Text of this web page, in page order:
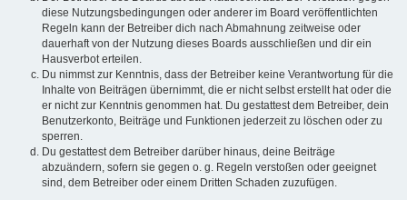
diese Nutzungsbedingungen oder anderer im Board veröffentlichten
Regeln kann der Betreiber dich nach Abmahnung zeitweise oder
dauerhaft von der Nutzung dieses Boards ausschließen und dir ein
Hausverbot erteilen.
Du nimmst zur Kenntnis, dass der Betreiber keine Verantwortung für die
Inhalte von Beiträgen übernimmt, die er nicht selbst erstellt hat oder die
er nicht zur Kenntnis genommen hat. Du gestattest dem Betreiber, dein
Benutzerkonto, Beiträge und Funktionen jederzeit zu löschen oder zu
sperren.
Du gestattest dem Betreiber darüber hinaus, deine Beiträge
abzuändern, sofern sie gegen o. g. Regeln verstoßen oder geeignet
sind, dem Betreiber oder einem Dritten Schaden zuzufügen.